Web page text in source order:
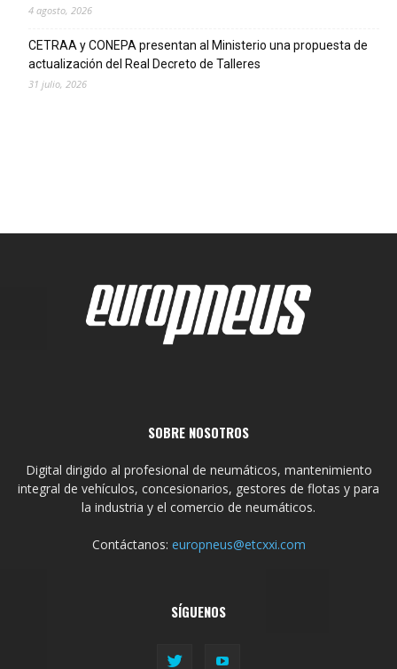
4 agosto, 2026
CETRAA y CONEPA presentan al Ministerio una propuesta de
actualización del Real Decreto de Talleres
31 julio, 2026
SOBRE NOSOTROS
Digital dirigido al profesional de neumáticos, mantenimiento
integral de vehículos, concesionarios, gestores de flotas y para
la industria y el comercio de neumáticos.
Contáctanos: europneus@etcxxi.com
SÍGUENOS